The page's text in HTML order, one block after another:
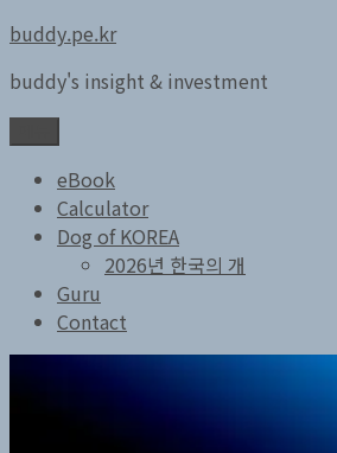
콘
츠
로
바
buddy.pe.kr
buddy's insight & investment
eBook
Calculator
Dog of KOREA
2026년 한국의 개
Guru
Contact